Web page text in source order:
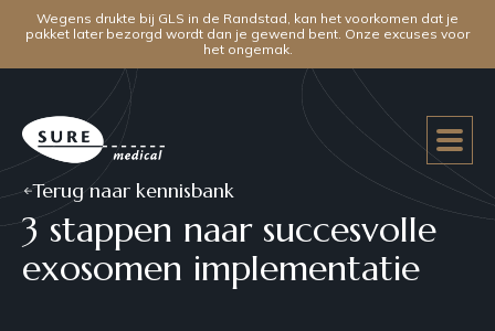
Wegens drukte bij GLS in de Randstad, kan het voorkomen dat je
pakket later bezorgd wordt dan je gewend bent. Onze excuses voor
het ongemak.
Terug naar kennisbank
3 stappen naar succesvolle
exosomen implementatie